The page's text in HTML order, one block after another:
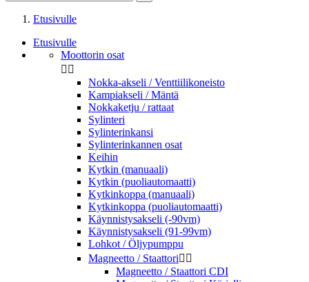
Etusivulle
Etusivulle
Moottorin osat
 
Nokka-akseli / Venttiilikoneisto
Kampiakseli / Mäntä
Nokkaketju / rattaat
Sylinteri
Sylinterinkansi
Sylinterinkannen osat
Keihin
Kytkin (manuaali)
Kytkin (puoliautomaatti)
Kytkinkoppa (manuaali)
Kytkinkoppa (puoliautomaatti)
Käynnistysakseli (-90vm)
Käynnistysakseli (91-99vm)
Lohkot / Öljypumppu
Magneetto / Staattori 
Magneetto / Staattori CDI